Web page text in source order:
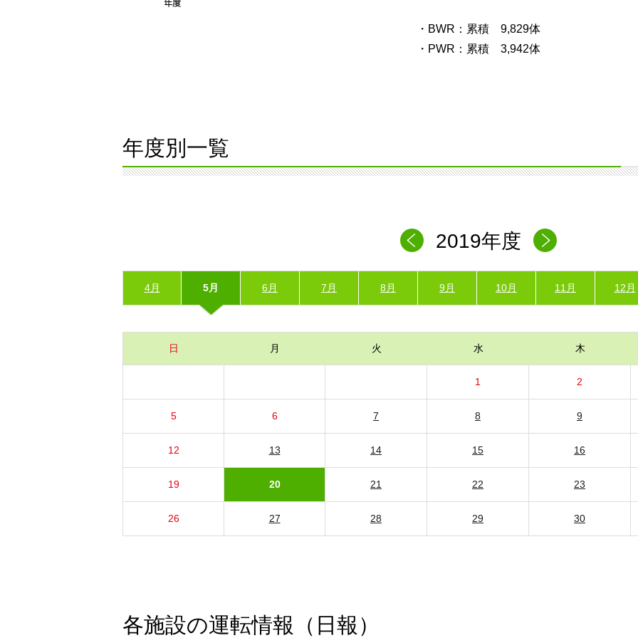
・BWR：累積 9,829体
・PWR：累積 3,942体
年度別一覧
2019年度
4月 5月 6月 7月 8月 9月 10月 11月 12月
日 月 火 水 木
1 2
5 6 7 8 9
12 13 14 15 16
19 20 21 22 23
26 27 28 29 30
各施設の運転情報（日報）